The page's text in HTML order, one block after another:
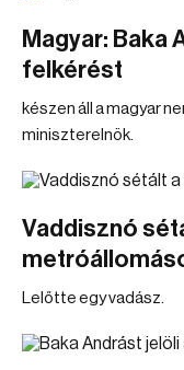
Magyar: Baka
felkérést
készen áll a magyar
miniszterelnök.
Vaddisznó
Lelőtte egy vadász.